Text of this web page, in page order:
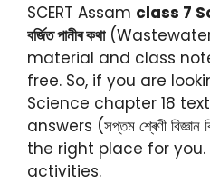
SCERT Assam class 7
বৰ্জিত পানীৰ কথা
material and class
free. So, if you are
Science chapter 18
answers (সপ্তম শ্ৰেণী
the right place for you.
activities.